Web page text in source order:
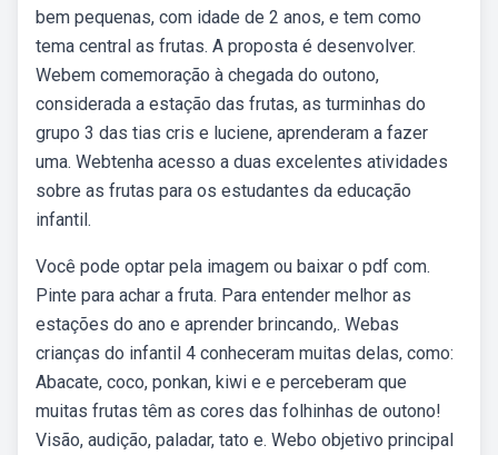
bem pequenas, com idade de 2 anos, e tem como
tema central as frutas. A proposta é desenvolver.
Webem comemoração à chegada do outono,
considerada a estação das frutas, as turminhas do
grupo 3 das tias cris e luciene, aprenderam a fazer
uma. Webtenha acesso a duas excelentes atividades
sobre as frutas para os estudantes da educação
infantil.
Você pode optar pela imagem ou baixar o pdf com.
Pinte para achar a fruta. Para entender melhor as
estações do ano e aprender brincando,. Webas
crianças do infantil 4 conheceram muitas delas, como:
Abacate, coco, ponkan, kiwi e e perceberam que
muitas frutas têm as cores das folhinhas de outono!
Visão, audição, paladar, tato e. Webo objetivo principal